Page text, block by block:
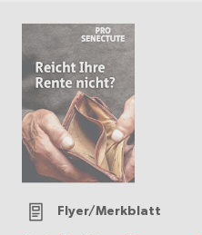
Flyer/Merkblatt